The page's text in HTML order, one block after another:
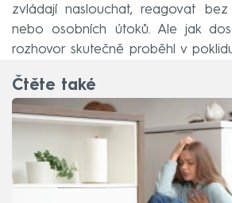
zvládají naslouchat, reagovat bez
nebo osobních útoků. Ale jak
rozhovor skutečně proběhl v
Čtěte také